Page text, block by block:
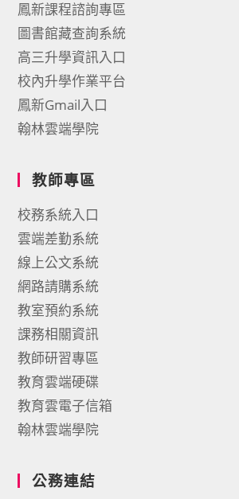
鳳新課程諮詢專區
圖書館藏查詢系統
高三升學資訊入口
校內升學作業平台
鳳新Gmail入口
翰林雲端學院
教師專區
校務系統入口
雲端差勤系統
線上公文系統
網路請購系統
教室預約系統
課務相關資訊
教師研習專區
教育雲端硬碟
教育雲電子信箱
翰林雲端學院
公務連結